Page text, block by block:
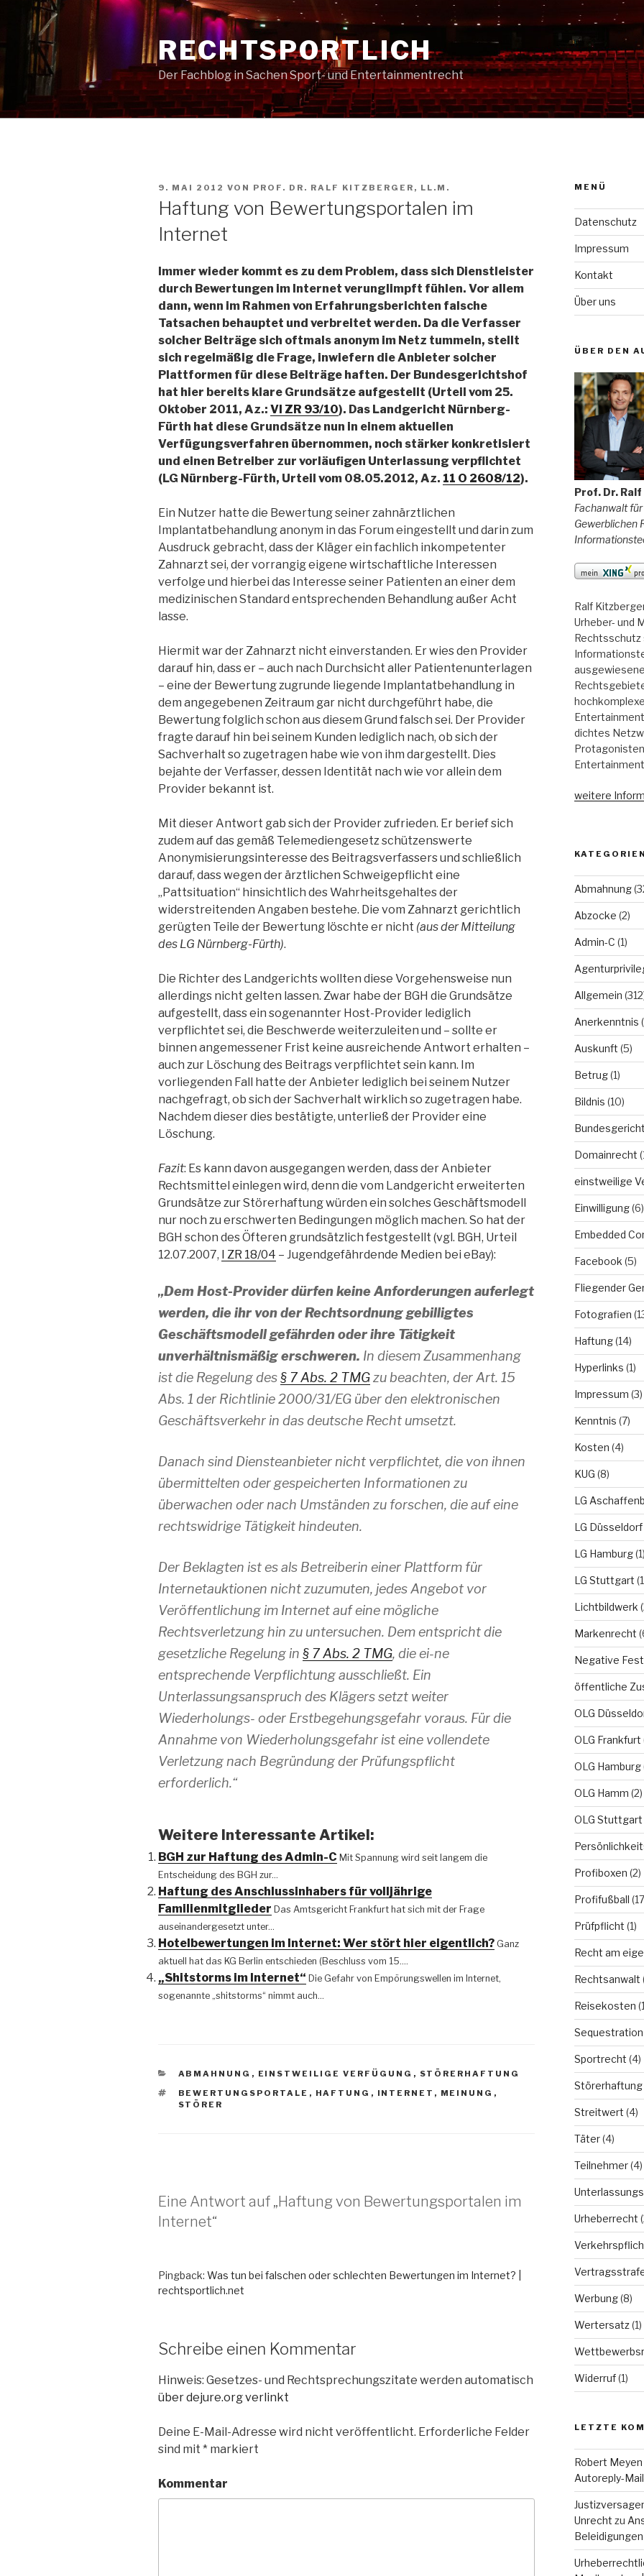
Inhalt
springen
RECHTSPORTLICH
Der Fachblog in Sachen Sport- und Entertainmentrecht
VERÖFFENTLICHT
9. MAI 2012 VON PROF. DR. RALF KITZBERGER, LL.M.
Haftung von Bewertungsportalen im
Internet
Immer wieder kommt es zu dem Problem, dass sich Dienstleister
durch Bewertungen im Internet verunglimpft fühlen. Vor allem
dann, wenn im Rahmen von Erfahrungsberichten falsche
Tatsachen behauptet und verbreitet werden. Da die Verfasser
solcher Beiträge sich oftmals anonym im Netz tummeln, stellt
sich regelmäßig die Frage, inwiefern die Anbieter solcher
Plattformen für diese Beiträge haften. Der Bundesgerichtshof
hat hier bereits klare Grundsätze aufgestellt (Urteil vom 25.
Oktober 2011, Az.: VI ZR 93/10). Das Landgericht Nürnberg-
Fürth hat diese Grundsätze nun in einem aktuellen
Verfügungsverfahren übernommen, noch stärker konkretisiert
und einen Betreiber zur vorläufigen Unterlassung verpflichtet
(LG Nürnberg-Fürth, Urteil vom 08.05.2012, Az. 11 O 2608/12).
Ein Nutzer hatte die Bewertung seiner zahnärztlichen
Implantatbehandlung anonym in das Forum eingestellt und darin zum
Ausdruck gebracht, dass der Kläger ein fachlich inkompetenter
Zahnarzt sei, der vorrangig eigene wirtschaftliche Interessen
verfolge und hierbei das Interesse seiner Patienten an einer dem
medizinischen Standard entsprechenden Behandlung außer Acht
lasse.
Hiermit war der Zahnarzt nicht einverstanden. Er wies den Provider
darauf hin, dass er – auch nach Durchsicht aller Patientenunterlagen
– eine der Bewertung zugrunde liegende Implantatbehandlung in
dem angegebenen Zeitraum gar nicht durchgeführt habe, die
Bewertung folglich schon aus diesem Grund falsch sei. Der Provider
fragte darauf hin bei seinem Kunden lediglich nach, ob sich der
Sachverhalt so zugetragen habe wie von ihm dargestellt. Dies
bejahte der Verfasser, dessen Identität nach wie vor allein dem
Provider bekannt ist.
Mit dieser Antwort gab sich der Provider zufrieden. Er berief sich
zudem auf das gemäß Telemediengesetz schützenswerte
Anonymisierungsinteresse des Beitragsverfassers und schließlich
darauf, dass wegen der ärztlichen Schweigepflicht eine
„Pattsituation“ hinsichtlich des Wahrheitsgehaltes der
widerstreitenden Angaben bestehe. Die vom Zahnarzt gerichtlich
gerügten Teile der Bewertung löschte er nicht (aus der Mitteilung
des LG Nürnberg-Fürth).
Die Richter des Landgerichts wollten diese Vorgehensweise nun
allerdings nicht gelten lassen. Zwar habe der BGH die Grundsätze
aufgestellt, dass ein sogenannter Host-Provider lediglich
verpflichtet sei, die Beschwerde weiterzuleiten und – sollte er
binnen angemessener Frist keine ausreichende Antwort erhalten –
auch zur Löschung des Beitrags verpflichtet sein kann. Im
vorliegenden Fall hatte der Anbieter lediglich bei seinem Nutzer
nachgefragt, ob sich der Sachverhalt wirklich so zugetragen habe.
Nachdem dieser dies bestätigte, unterließ der Provider eine
Löschung.
Fazit: Es kann davon ausgegangen werden, dass der Anbieter
Rechtsmittel einlegen wird, denn die vom Landgericht erweiterten
Grundsätze zur Störerhaftung würden ein solches Geschäftsmodell
nur noch zu erschwerten Bedingungen möglich machen. So hat der
BGH schon des Öfteren grundsätzlich festgestellt (vgl. BGH, Urteil
12.07.2007,
I ZR 18/04 – Jugendgefährdende Medien bei eBay):
„Dem Host-Provider dürfen keine Anforderungen auferlegt
werden, die ihr von der Rechtsordnung gebilligtes
Geschäftsmodell gefährden oder ihre Tätigkeit
unverhältnismäßig erschweren. In diesem Zusammenhang
ist die Regelung des§ 7 Abs. 2 TMGzu beachten, der Art. 15
Abs. 1 der Richtlinie 2000/31/EG über den elektronischen
Geschäftsverkehr in das deutsche Recht umsetzt.
Danach sind Diensteanbieter nicht verpflichtet, die von ihnen
übermittelten oder gespeicherten Informationen zu
überwachen oder nach Umständen zu forschen, die auf eine
rechtswidrige Tätigkeit hindeuten.
Der Beklagten ist es als Betreiberin einer Plattform für
Internetauktionen nicht zuzumuten, jedes Angebot vor
Veröffentlichung im Internet auf eine mögliche
Rechtsverletzung hin zu untersuchen. Dem entspricht die
gesetzliche Regelung in § 7 Abs. 2 TMG, die ei-ne
entsprechende Verpflichtung ausschließt. Ein
Unterlassungsanspruch des Klägers setzt weiter
Wiederholungs- oder Erstbegehungsgefahr voraus. Für die
Annahme von Wiederholungsgefahr ist eine vollendete
Verletzung nach Begründung der Prüfungspflicht
erforderlich.“
Weitere Interessante Artikel:
BGH zur Haftung des Admin-C Mit Spannung wird seit langem die
Entscheidung des BGH zur...
Haftung des Anschlussinhabers für volljährige
Familienmitglieder Das Amtsgericht Frankfurt hat sich mit der Frage
auseinandergesetzt unter...
Hotelbewertungen im Internet: Wer stört hier eigentlich? Ganz
aktuell hat das KG Berlin entschieden (Beschluss vom 15....
„Shitstorms im Internet“ Die Gefahr von Empörungswellen im Internet,
sogenannte „shitstorms“ nimmt auch...
KATEGORIEN
ABMAHNUNG , EINSTWEILIGE VERFÜGUNG , STÖRERHAFTUNG
SCHLAGWÖRTER
BEWERTUNGSPORTALE , HAFTUNG , INTERNET , MEINUNG ,
STÖRER
Eine Antwort auf „Haftung von Bewertungsportalen im
Internet“
Pingback: Was tun bei falschen oder schlechten Bewertungen im Internet? |
rechtsportlich.net
Schreibe einen Kommentar
Hinweis: Gesetzes- und Rechtsprechungszitate werden automatisch
über dejure.org verlinkt
Deine E-Mail-Adresse wird nicht veröffentlicht. Erforderliche Felder
sind mit * markiert
Kommentar
MENÜ
Datenschutz
Impressum
Kontakt
Über uns
ÜBER DEN
Prof. Dr.
Fachanwalt
Gewerblichen
Ralf
Urheber- und
Rechtsschutz
dichtes
weitere
KATEGORIEN
Abmahnung
Abzocke (2)
Admin-C (1)
Allgemein
Anerkenntnis
Auskunft (5)
Betrug(1)
Bildnis (10)
Domainrecht
einstweilige
Einwilligung(6)
Embedded
Facebook (5)
Fliegender
Fotografien
Haftung(14)
Hyperlinks (1)
Impressum (3)
Kenntnis (7)
Kosten (4)
KUG (8)
LG
LG Düsseldorf
LG Hamburg(1)
LG Stuttgart
Lichtbildwerk
Markenrecht
Negative
öffentliche
OLG
OLG Frankfurt
OLG Hamburg
OLG Hamm (2)
OLG Stuttgart
Profiboxen (2)
Profifußball
Prüfpflicht (1)
Recht am
Rechtsanwalt
Reisekosten
Sequestration
Sportrecht (4)
Störerhaftung
Streitwert (4)
Täter(4)
Teilnehmer(4)
Urheberrecht
Werbung(8)
Wertersatz(1)
Widerruf(1)
LETZTE
Robert Meyen
Autoreply-
Unrecht zu